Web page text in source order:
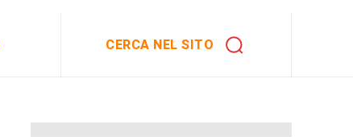
CERCA NEL SITO